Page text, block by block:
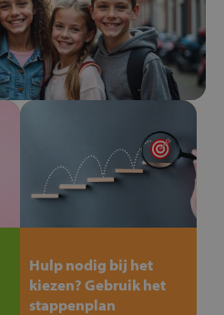
Hulp nodig bij het
kiezen? Gebruik het
stappenplan